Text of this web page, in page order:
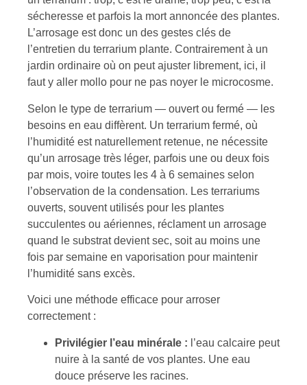
sécheresse et parfois la mort annoncée des plantes.
L’arrosage est donc un des gestes clés de
l’entretien du terrarium plante. Contrairement à un
jardin ordinaire où on peut ajuster librement, ici, il
faut y aller mollo pour ne pas noyer le microcosme.
Selon le type de terrarium — ouvert ou fermé — les
besoins en eau diffèrent. Un terrarium fermé, où
l’humidité est naturellement retenue, ne nécessite
qu’un arrosage très léger, parfois une ou deux fois
par mois, voire toutes les 4 à 6 semaines selon
l’observation de la condensation. Les terrariums
ouverts, souvent utilisés pour les plantes
succulentes ou aériennes, réclament un arrosage
quand le substrat devient sec, soit au moins une
fois par semaine en vaporisation pour maintenir
l’humidité sans excès.
Voici une méthode efficace pour arroser
correctement :
Privilégier l’eau minérale : l’eau calcaire peut
nuire à la santé de vos plantes. Une eau
douce préserve les racines.